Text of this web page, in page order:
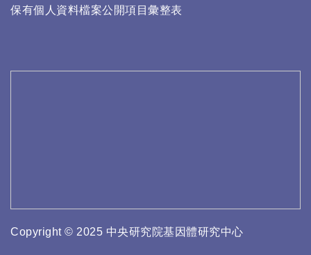
保有個人資料檔案公開項目彙整表
Copyright © 2025 中央研究院基因體研究中心